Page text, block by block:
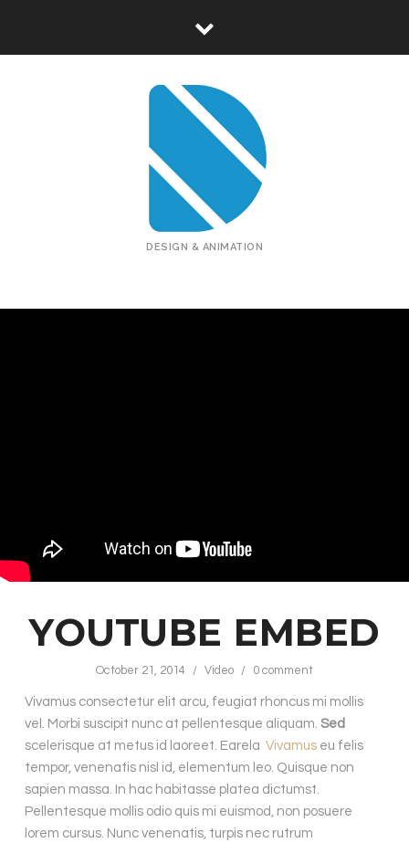
DESIGN & ANIMATION
YOUTUBE EMBED
October 21, 2014 / Video / 0 comment
Vivamus consectetur elit arcu, feugiat rhoncus mi mollis
vel. Morbi suscipit nunc at pellentesque aliquam. Sed
scelerisque at metus id laoreet. Earela Vivamuseu felis
tempor, venenatis nisl id, elementum leo. Quisque non
sapien massa. In hac habitasse platea dictumst.
Pellentesque mollis odio quis mi euismod, non posuere
lorem cursus. Nunc venenatis, turpis nec rutrum